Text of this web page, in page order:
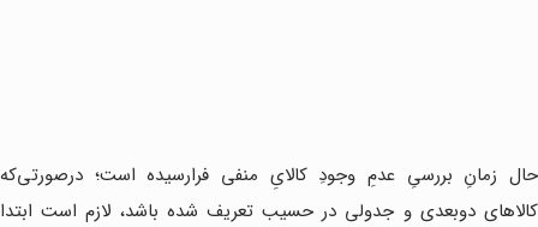
حال زمانِ بررسیِ عدمِ وجودِ کالایِ منفی فرارسیده است؛ درصورتی‌که
کالا‌های دوبعدی و جدولی در حسیب تعریف شده باشد، لازم است ابتدا